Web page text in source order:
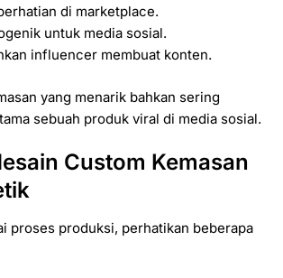
di marketplace.
untuk media sosial.
influencer membuat konten.
yang menarik bahkan sering
sebuah produk viral di media sosial.
Custom Kemasan
proses produksi, perhatikan beberapa